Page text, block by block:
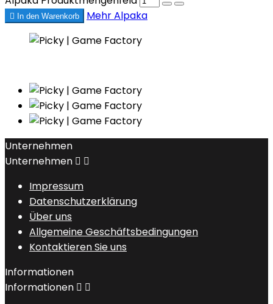
 In den Warenkorb MehrAlpaka
Unternehmen
Unternehmen  
Impressum
Datenschutzerklärung
Über uns
Allgemeine Geschäftsbedingungen
Kontaktieren Sie uns
Informationen
Informationen  